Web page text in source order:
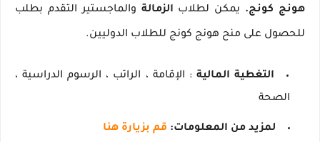
هونج كونج. يمكن لطلاب الزمالة والماجستير التقدم بطلب
للحصول على منح هونج كونج للطلاب الدوليين.
التغطية المالية : الإقامة ، الراتب ، الرسوم الدراسية ،
الصحة
لمزيد من المعلومات: قم بزيارة هنا